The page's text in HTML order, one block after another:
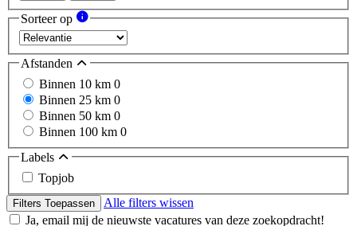
Sorteer op
Afstanden
Binnen 10 km 0
Binnen 25 km 0
Binnen 50 km 0
Binnen 100 km 0
Labels
Topjob
Filters Toepassen
Alle filters wissen
Ja, email mij de nieuwste vacatures van deze zoekopdracht!